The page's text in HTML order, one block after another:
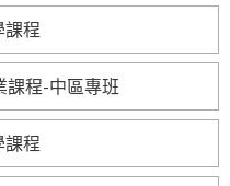
程
程-中區專班
程